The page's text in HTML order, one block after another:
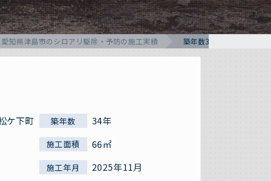
愛知県津島市のシロアリ駆除・予防の施工実績 築年数34年のシロアリ予
ケ下町 築年数 34年
施工面積 66㎡
施工年月 2025年11月